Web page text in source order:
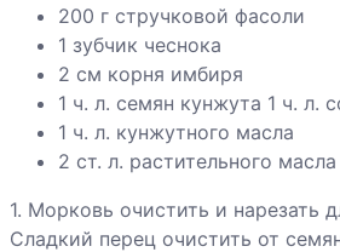
Перец
фаршированный
овощами
Помидоры
фаршированные
Постные
200 г стручковой фасоли
1 зубчик чеснока
2 см корня имбиря
1 ч. л. семян кунжута 1 ч. л.
1 ч. л. кунжутного масла
2 ст. л. растительного масла
1. Морковь очистить и нарезать
Сладкий перец очистить от